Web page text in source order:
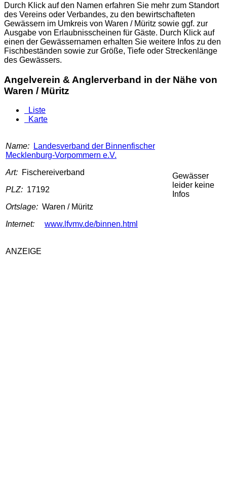
Durch Klick auf den Namen erfahren Sie mehr zum Standort
des Vereins oder Verbandes, zu den bewirtschafteten
Gewässern im Umkreis von Waren / Müritz sowie ggf. zur
Ausgabe von Erlaubnisscheinen für Gäste. Durch Klick auf
einen der Gewässernamen erhalten Sie weitere Infos zu den
Fischbeständen sowie zur Größe, Tiefe oder Streckenlänge
des Gewässers.
Angelverein & Anglerverband in der Nähe von
Waren / Müritz
Liste
Karte
Name:
Landesverband der Binnenfischer
Mecklenburg-Vorpommern e.V.
Art: Fischereiverband
PLZ: 17192
Ortslage: Waren / Müritz
Internet:
www.lfvmv.de/binnen.html
Gewässer
leider keine
Infos
ANZEIGE